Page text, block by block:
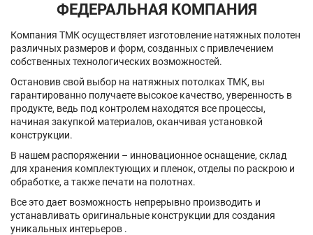
ФЕДЕРАЛЬНАЯ КОМПАНИЯ
Компания ТМК осуществляет изготовление натяжных полотен
различных размеров и форм, созданных с привлечением
собственных технологических возможностей.
Остановив свой выбор на натяжных потолках ТМК, вы
гарантированно получаете высокое качество, уверенность в
продукте, ведь под контролем находятся все процессы,
начиная закупкой материалов, оканчивая установкой
конструкции.
В нашем распоряжении – инновационное оснащение, склад
для хранения комплектующих и пленок, отделы по раскрою и
обработке, а также печати на полотнах.
Все это дает возможность непрерывно производить и
устанавливать оригинальные конструкции для создания
уникальных интерьеров .